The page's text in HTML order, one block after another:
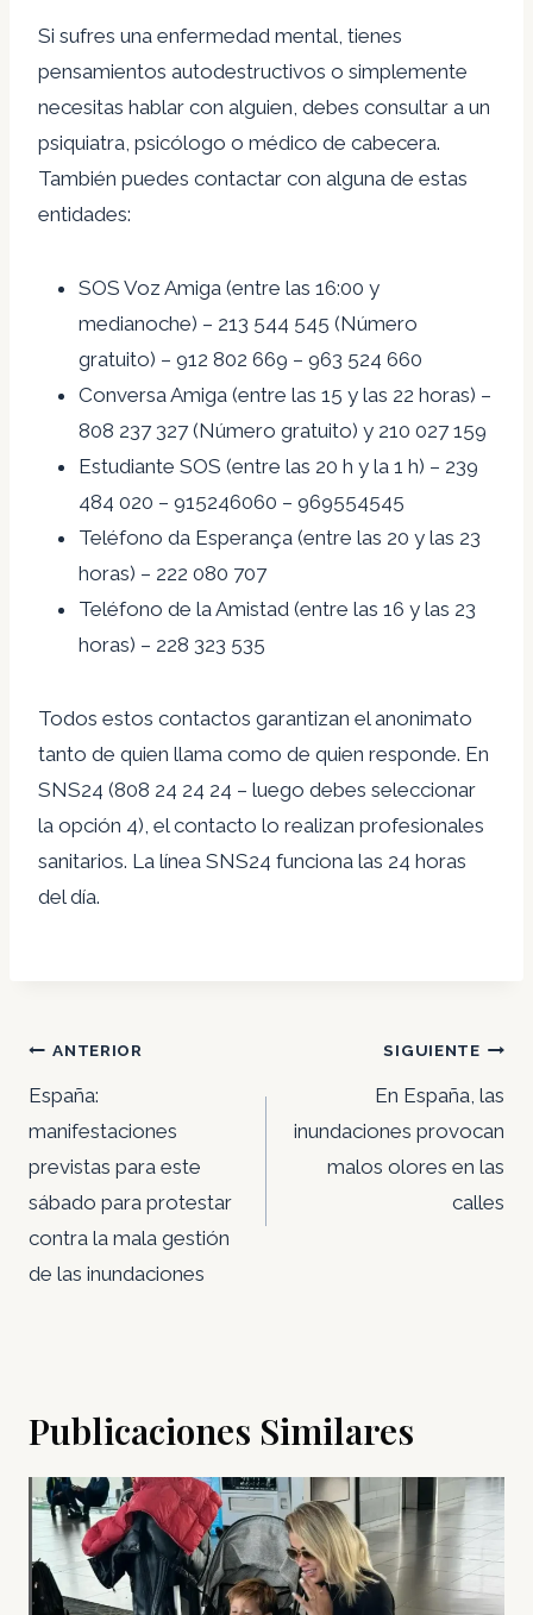
Si sufres una enfermedad mental, tienes
pensamientos autodestructivos o simplemente
necesitas hablar con alguien, debes consultar a un
psiquiatra, psicólogo o médico de cabecera.
También puedes contactar con alguna de estas
entidades:
SOS Voz Amiga (entre las 16:00 y
medianoche) – 213 544 545 (Número
gratuito) – 912 802 669 – 963 524 660
Conversa Amiga (entre las 15 y las 22 horas) –
808 237 327 (Número gratuito) y 210 027 159
Estudiante SOS (entre las 20 h y la 1 h) – 239
484 020 – 915246060 – 969554545
Teléfono da Esperança (entre las 20 y las 23
horas) – 222 080 707
Teléfono de la Amistad (entre las 16 y las 23
horas) – 228 323 535
Todos estos contactos garantizan el anonimato
tanto de quien llama como de quien responde. En
SNS24 (808 24 24 24 – luego debes seleccionar
la opción 4), el contacto lo realizan profesionales
sanitarios. La línea SNS24 funciona las 24 horas
del día.
Navegación
de
entradas
ANTERIOR
España:
manifestaciones
previstas para este
sábado para protestar
contra la mala gestión
de las inundaciones
SIGUIENTE
En España, las
inundaciones provocan
malos olores en las
calles
Publicaciones Similares